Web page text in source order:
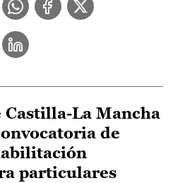
Castilla-La Mancha
de
particulares